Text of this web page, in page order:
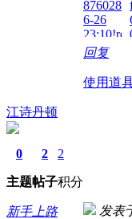
7-5
6-26
回复
使用道
江诗丹顿
0
主题
2
帖子
2
积分
新手上路 发表